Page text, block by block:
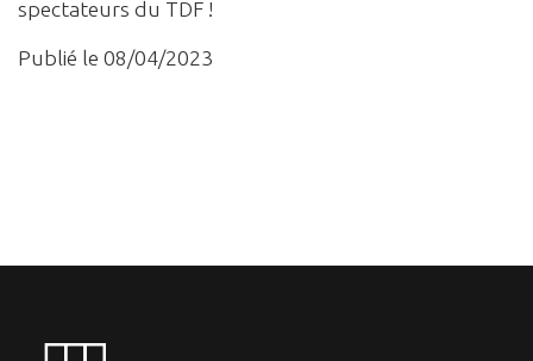
spectateurs du TDF !
Publié le 08/04/2023